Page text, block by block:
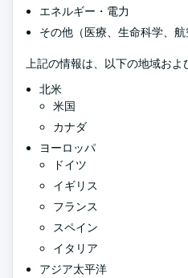
エネルギー・電力
その他（医療、生命科学、航
上記の情報は、以下の地域およ
北米
米国
カナダ
ヨーロッパ
ドイツ
イギリス
フランス
スペイン
イタリア
アジア太平洋